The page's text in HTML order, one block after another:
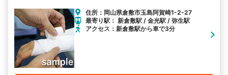
住所：岡山県倉敷市玉島阿賀崎1-2-27
最寄り駅： 新倉敷駅 / 金光駅 / 弥生駅
アクセス：新倉敷駅から車で3分